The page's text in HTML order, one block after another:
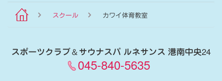
スクール カワイ体育教室
スポーツクラブ＆サウナスパ ルネサンス 港南中央24
045-840-5635